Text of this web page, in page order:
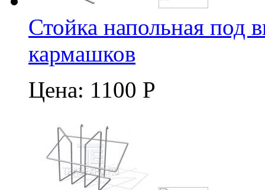
Стойка напольная под
кармашков
Цена: 1100 Р